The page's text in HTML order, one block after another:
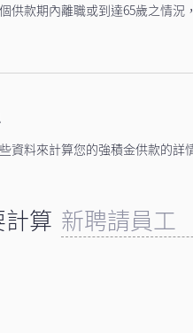
供款期內離職或到達65歲之情況
資料來計算您的強積金供款的詳
算